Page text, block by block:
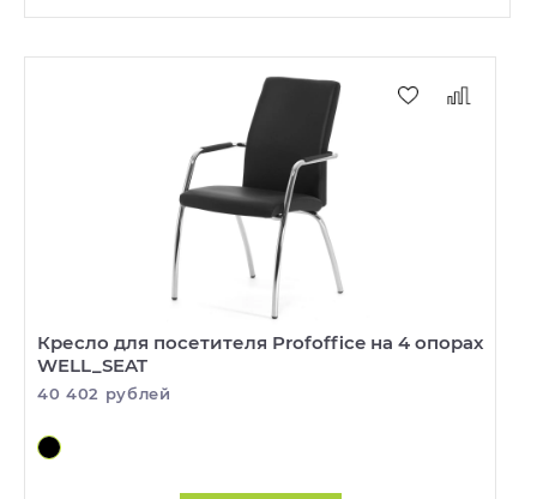
Кресло для посетителя Profoffice на 4 опорах
WELL_SEAT
40 402 рублей